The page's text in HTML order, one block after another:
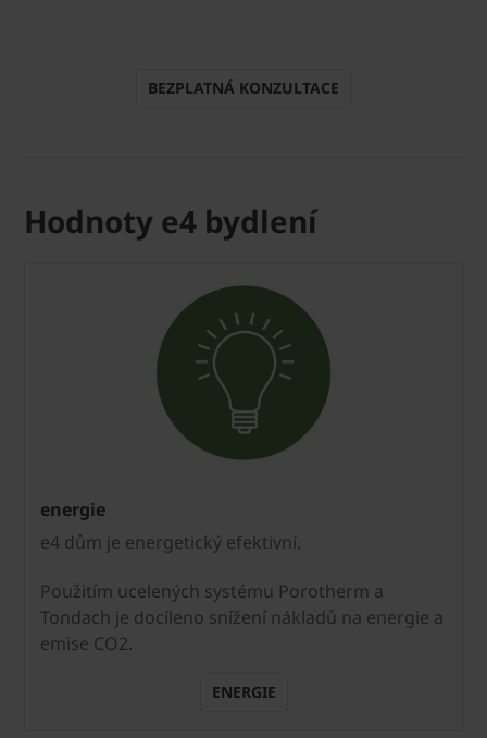
BEZPLATNÁ KONZULTACE
Hodnoty e4 bydlení
energie
e4 dům je energetický efektivní.
Použitím ucelených systému Porotherm a
Tondach je docíleno snížení nákladů na energie a
emise CO2.
ENERGIE